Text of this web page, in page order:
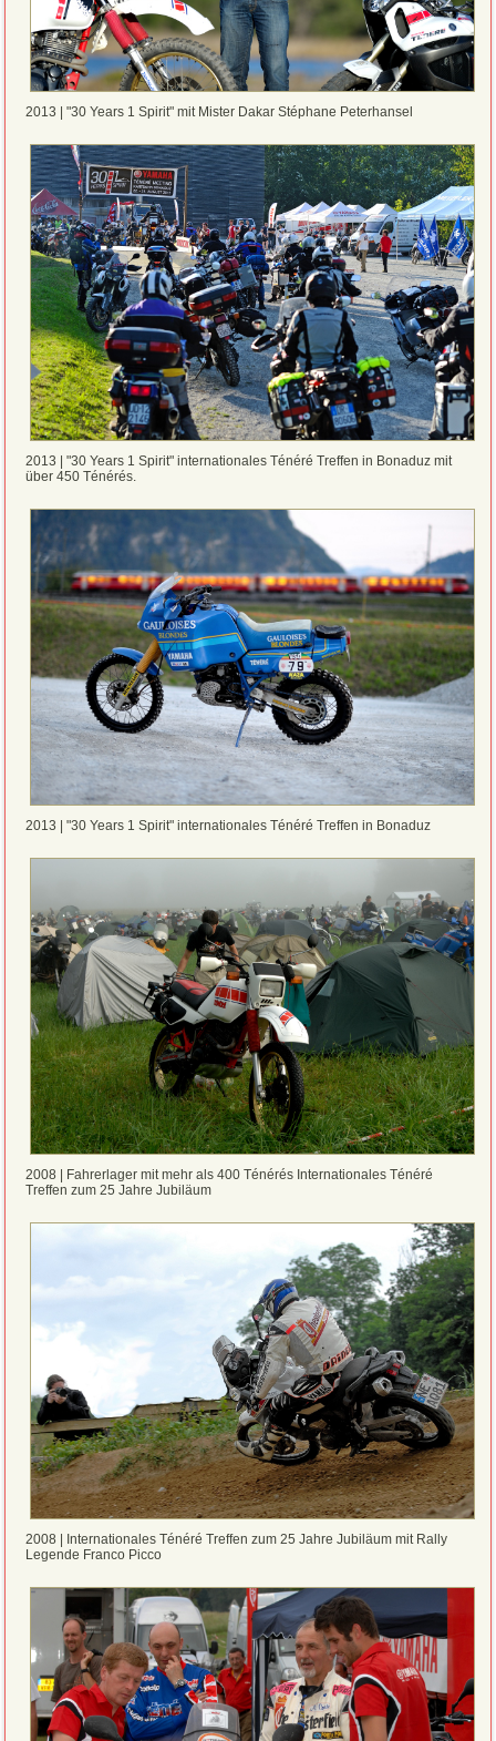
2013 | "30 Years 1 Spirit" mit Mister Dakar Stéphane Peterhansel
2013 | "30 Years 1 Spirit" internationales Ténéré Treffen in Bonaduz mit
über 450 Ténérés.
2013 | "30 Years 1 Spirit" internationales Ténéré Treffen in Bonaduz
2008 | Fahrerlager mit mehr als 400 Ténérés Internationales Ténéré
Treffen zum 25 Jahre Jubiläum
2008 | Internationales Ténéré Treffen zum 25 Jahre Jubiläum mit Rally
Legende Franco Picco